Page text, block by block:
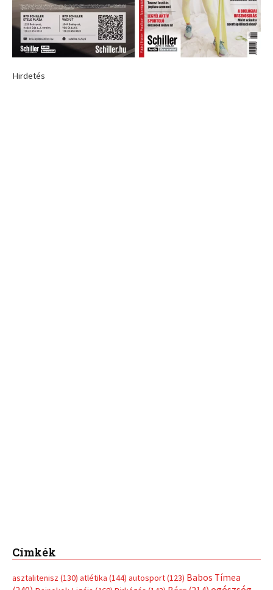
Hirdetés
Címkék
asztalitenisz (130) atlétika (144) autosport(123) Babos Tímea